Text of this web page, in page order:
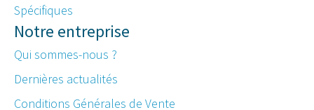
Spécifiques
Notre entreprise
Qui sommes-nous ?
Dernières actualités
Conditions Générales de Vente